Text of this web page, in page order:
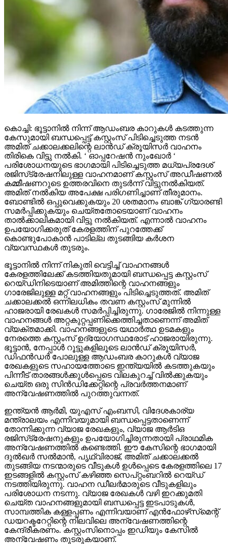
കൊച്ചി: ഭൂട്ടാനില്‍ നിന്ന് ആഡംബര കാറുകള്‍ കടത്തുന്ന
കേസുമായി ബന്ധപ്പെട്ട് കസ്റ്റംസ് പിടിച്ചെടുത്ത നടന്‍
അമിത് ചക്കാലക്കലിന്റെ ലാന്‍ഡ് ക്രൂയിസര്‍ വാഹനം
തിരികെ വിട്ടു നല്‍കി. ‘ ഓപ്പറേഷന്‍ നുംഖോര്‍ ‘
പരിശോധനയുടെ ഭാഗമായി പിടിച്ചെടുത്ത മധ്യപ്രദേശ്
രജിസ്‌ട്രേഷനിലുള്ള വാഹനമാണ് കസ്റ്റംസ് അഡീഷണല്‍
കമ്മീഷണറുടെ ഉത്തരവിനെ തുടര്‍ന്ന് വിട്ടുനല്‍കിയത്.
അമിത് നല്‍കിയ അപേക്ഷ പരിഗണിച്ചാണ് തീരുമാനം.
ബോണ്ടില്‍ ഒപ്പുവെക്കുകയും 20 ശതമാനം ബാങ്ക് ഗ്യാരണ്ടി
സമര്‍പ്പിക്കുകയും ചെയ്തതോടെയാണ് വാഹനം
താല്‍ക്കാലികമായി വിട്ടു നല്‍കിയത്. എന്നാല്‍ വാഹനം
ഉപയോഗിക്കരുത് കേരളത്തിന് പുറത്തേക്ക്
കൊണ്ടുപോകാന്‍ പാടില്ല തുടങ്ങിയ കര്‍ശന
വ്യവസ്ഥകള്‍ തുടരും.
ഭൂട്ടാനില്‍ നിന്ന് നികുതി വെട്ടിച്ച് വാഹനങ്ങള്‍
കേരളത്തിലേക്ക് കടത്തിയതുമായി ബന്ധപ്പെട്ട കസ്റ്റംസ്
റെയ്ഡിനിടെയാണ് അമിത്തിന്റെ വാഹനങ്ങളും
ഗാരേജിലുള്ള മറ്റ് വാഹനങ്ങളും പിടിച്ചെടുത്തത്. അമിത്
ചക്കാലക്കല്‍ ഒന്നിലധികം തവണ കസ്റ്റംസ് മുന്നില്‍
ഹാജരായി രേഖകള്‍ സമര്‍പ്പിച്ചിരുന്നു. ഗാരേജില്‍ നിന്നുള്ള
വാഹനങ്ങള്‍ അറ്റകുറ്റപ്പണിക്കെത്തിച്ചതാണെന്ന് അമിത്
വ്യക്തമാക്കി. വാഹനങ്ങളുടെ യഥാര്‍ത്ഥ ഉടമകളും
നേരത്തെ കസ്റ്റംസ് ഉദ്യോഗസ്ഥരോട് ഹാജരായിരുന്നു.
ഭൂട്ടാന്‍, നേപ്പാള്‍ റൂട്ടുകളിലൂടെ ലാന്‍ഡ് ക്രൂയിസര്‍,
ഡിഫന്‍ഡര്‍ പോലുള്ള ആഡംബര കാറുകള്‍ വ്യാജ
രേഖകളുടെ സഹായത്തോടെ ഇന്ത്യയില്‍ കടത്തുകയും
പിന്നീട് താരങ്ങള്‍ക്കുള്‍പ്പെടെ വിലകുറച്ച് വില്‍ക്കുകയും
ചെയ്ത ഒരു സിന്‍ഡിക്കേറ്റിന്റെ പ്രവര്‍ത്തനമാണ്
അന്വേഷണത്തില്‍ പുറത്തുവന്നത്.
ഇന്ത്യന്‍ ആര്‍മി, യുഎസ് എംബസി, വിദേശകാര്യ
മന്ത്രാലയം എന്നിവയുമായി ബന്ധപ്പെട്ടതാണെന്ന്
തോന്നിക്കുന്ന വ്യാജ രേഖകളും, വ്യാജ ആര്‍ടിഒ
രജിസ്‌ട്രേഷനുകളും ഉപയോഗിച്ചിരുന്നതായി പ്രാഥമിക
അന്വേഷണത്തില്‍ കണ്ടെത്തി. ഈ കേസിന്റെ ഭാഗമായി
ദുല്‍ഖര്‍ സല്‍മാന്‍, പൃഥ്വിരാജ്, അമിത് ചക്കാലക്കല്‍
തുടങ്ങിയ നടന്മാരുടെ വീടുകള്‍ ഉള്‍പ്പെടെ കേരളത്തിലെ 17
ഇടങ്ങളില്‍ കസ്റ്റംസ് കഴിഞ്ഞ സെപ്റ്റംബറില്‍ റെയ്ഡ്
നടത്തിയിരുന്നു. വാഹന ഡീലര്‍മാരുടെ വീടുകളിലും
പരിശോധന നടന്നു. വ്യാജ രേഖകള്‍ വഴി ഇറക്കുമതി
ചെയ്ത വാഹനങ്ങളുമായി ബന്ധപ്പെട്ട ഇടപാടുകള്‍,
സാമ്പത്തിക കള്ളപ്പണം എന്നിവയാണ് എന്‍ഫോഴ്‌സ്‌മെന്റ്
ഡയറക്ടറേറ്റിന്റെ നിലവിലെ അന്വേഷണത്തിന്റെ
കേന്ദ്രീകരണം. കസ്റ്റംസിനൊപ്പം ഇഡിയും കേസില്‍
അന്വേഷണം തുടരുകയാണ്.